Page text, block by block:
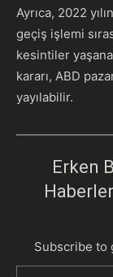
Ayrıca, 2022
geçiş işlemi
kesintiler
kararı, ABD
yayılabilir.
Erken
Subscribe to
E-postanızı yazın…